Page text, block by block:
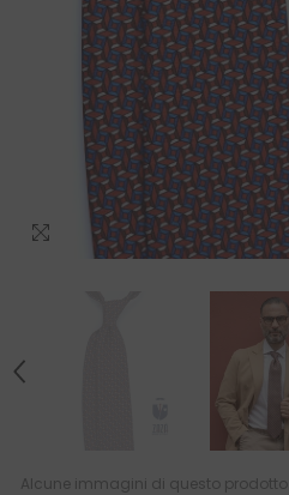
Alcune immagini di questo